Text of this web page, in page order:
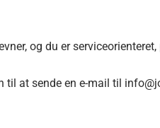
og du er
at sende en e-mail til